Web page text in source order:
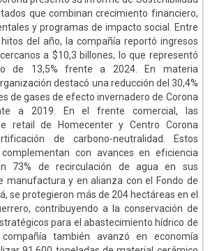
que combinan crecimiento financiero,
y programas de impacto social. Entre
hitos del año, la compañía reportó ingresos
a $10,3 billones, lo que representó
de 13,5% frente a 2024. En materia
destacó una reducción del 30,4%
de gases de efecto invernadero de Corona
a 2019. En el frente comercial, las
retail de Homecenter y Centro Corona
de carbono-neutralidad. Estos
con avances en eficiencia
73% de recirculación de agua en sus
manufactura y en alianza con el Fondo de
se protegieron más de 204 hectáreas en el
contribuyendo a la conservación de
para el abastecimiento hídrico de
también avanzó en economía